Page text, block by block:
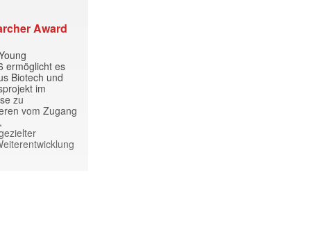
Award
ermöglicht es
Biotech und
im
zu
vom Zugang